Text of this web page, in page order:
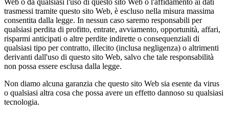
Web o da qualsiasi l'uso di questo sito Web o l'affidamento ai dati
trasmessi tramite questo sito Web, è escluso nella misura massima
consentita dalla legge. In nessun caso saremo responsabili per
qualsiasi perdita di profitto, entrate, avviamento, opportunità, affari,
risparmi anticipati o altre perdite indirette o consequenziali di
qualsiasi tipo per contratto, illecito (inclusa negligenza) o altrimenti
derivanti dall'uso di questo sito Web, salvo che tale responsabilità
non possa essere esclusa dalla legge.
Non diamo alcuna garanzia che questo sito Web sia esente da virus
o qualsiasi altra cosa che possa avere un effetto dannoso su qualsiasi
tecnologia.